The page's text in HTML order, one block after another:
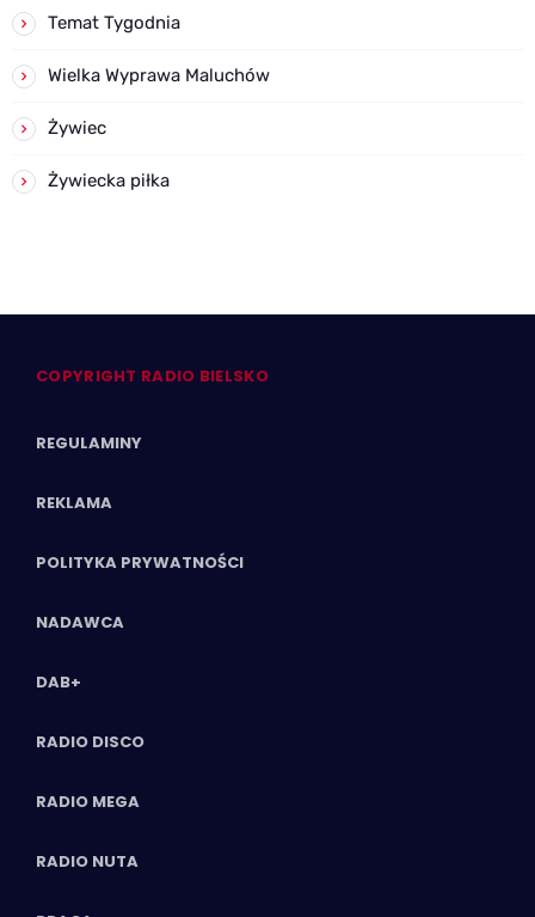
Temat Tygodnia
Wielka Wyprawa Maluchów
Żywiec
Żywiecka piłka
COPYRIGHT RADIO BIELSKO
REGULAMINY
REKLAMA
POLITYKA PRYWATNOŚCI
NADAWCA
DAB+
RADIO DISCO
RADIO MEGA
RADIO NUTA